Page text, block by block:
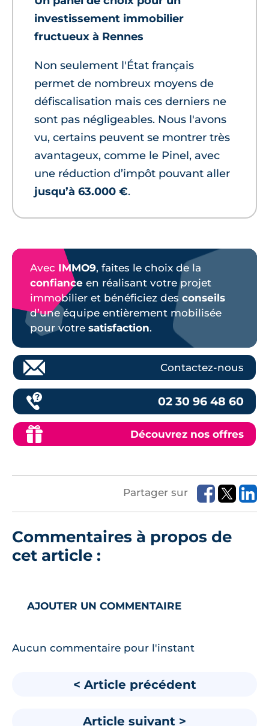
investissement immobilier
fructueux à Rennes
Non seulement l'État français
permet de nombreux moyens de
défiscalisation mais ces derniers ne
sont pas négligeables. Nous l'avons
vu, certains peuvent se montrer très
avantageux, comme le Pinel, avec
une réduction d’impôt pouvant aller
jusqu’à 63.000 €.
Avec IMMO9, faites le choix de la
confiance en réalisant votre projet
immobilier et bénéficiez des conseils
d’une équipe entièrement mobilisée
pour votre satisfaction.
Contactez-nous
02 30 96 48 60
Découvrez nos offres
Partager sur
Commentaires à propos de
cet article :
AJOUTER UN COMMENTAIRE
Aucun commentaire pour l'instant
< Article précédent
Article suivant >